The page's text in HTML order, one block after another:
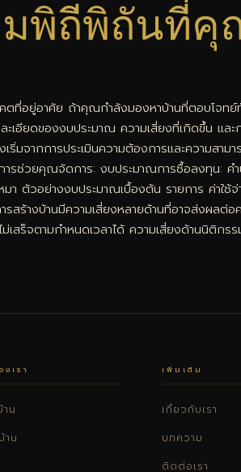
มพิถีพิถันที่คุ
ตที่อยู่อาศัย ถ้าคุณกำลังมองหาบ้านที่ตอบโจทย์
เอียดของงบประมาณ ความเสี่ยงที่เกิดขึ้น และ
จากการประเมินความต้องการและความสามา
ารช่วยคุณจัดการ: งบประมาณการซื้อลงทุน: ค
ตัวอย่างงบประมาณเบื้องต้น รายการ ค่าใช้
งบ้านมีความเสี่ยงหลายด้านที่อาจส่งผลต่อค
เสร็จตามกำหนดเวลาได้ ความเสี่ยงด้านนิติกร
เรา
น
าน
เพิ่มเติม
เกี่ยวกับเรา
บทความ
ติดต่อเรา